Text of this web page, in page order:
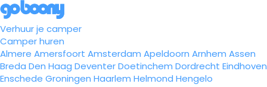
Verhuur je camper
Camper huren
Almere Amersfoort Amsterdam Apeldoorn Arnhem Assen
Breda Den Haag DeventerDoetinchem Dordrecht Eindhoven
Enschede Groningen Haarlem Helmond Hengelo